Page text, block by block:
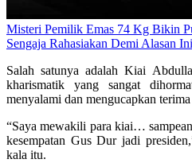
Misteri Pemilik Emas 74 Kg Bikin
Sengaja Rahasiakan Demi Alasan
Salah satunya adalah Kiai
kharismatik yang sangat
menyalami dan mengucapkan
“Saya mewakili para kiai…
kesempatan Gus Dur jadi
kala itu.